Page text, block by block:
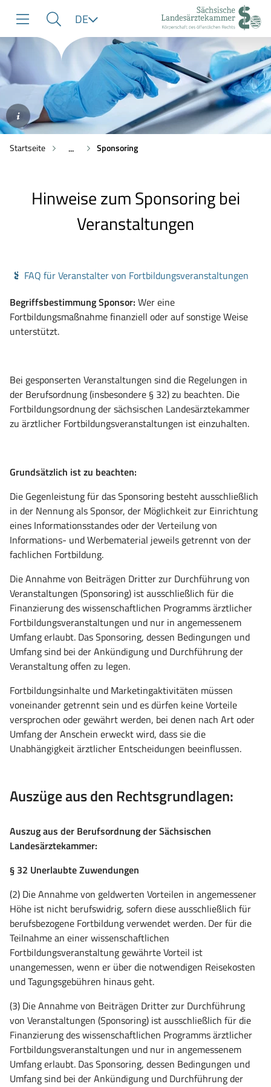
Navigation
Suche
Inhalt
DE
©AdobeStock/mojo_cp
Startseite ... Sponsoring
Hinweise zum Sponsoring bei
Veranstaltungen
FAQ für Veranstalter von Fortbildungsveranstaltungen
Begriffsbestimmung Sponsor: Wer eine
Fortbildungsmaßnahme finanziell oder auf sonstige Weise
unterstützt.
Bei gesponserten Veranstaltungen sind die Regelungen in
der Berufsordnung (insbesondere § 32) zu beachten. Die
Fortbildungsordnung der sächsischen Landesärztekammer
zu ärztlicher Fortbildungsveranstaltungen ist einzuhalten.
Grundsätzlich ist zu beachten:
Die Gegenleistung für das Sponsoring besteht ausschließlich
in der Nennung als Sponsor, der Möglichkeit zur Einrichtung
eines Informationsstandes oder der Verteilung von
Informations- und Werbematerial jeweils getrennt von der
fachlichen Fortbildung.
Die Annahme von Beiträgen Dritter zur Durchführung von
Veranstaltungen (Sponsoring) ist ausschließlich für die
Finanzierung des wissenschaftlichen Programms ärztlicher
Fortbildungsveranstaltungen und nur in angemessenem
Umfang erlaubt. Das Sponsoring, dessen Bedingungen und
Umfang sind bei der Ankündigung und Durchführung der
Veranstaltung offen zu legen.
Fortbildungsinhalte und Marketingaktivitäten müssen
voneinander getrennt sein und es dürfen keine Vorteile
versprochen oder gewährt werden, bei denen nach Art oder
Umfang der Anschein erweckt wird, dass sie die
Unabhängigkeit ärztlicher Entscheidungen beeinflussen.
Auszüge aus den Rechtsgrundlagen:
Auszug aus der Berufsordnung der Sächsischen
Landesärztekammer:
§ 32 Unerlaubte Zuwendungen
(2) Die Annahme von geldwerten Vorteilen in angemessener
Höhe ist nicht berufswidrig, sofern diese ausschließlich für
berufsbezogene Fortbildung verwendet werden. Der für die
Teilnahme an einer wissenschaftlichen
Fortbildungsveranstaltung gewährte Vorteil ist
unangemessen, wenn er über die notwendigen Reisekosten
und Tagungsgebühren hinaus geht.
(3) Die Annahme von Beiträgen Dritter zur Durchführung
von Veranstaltungen (Sponsoring) ist ausschließlich für die
Finanzierung des wissenschaftlichen Programms ärztlicher
Fortbildungsveranstaltungen und nur in angemessenem
Umfang erlaubt. Das Sponsoring, dessen Bedingungen und
Umfang sind bei der Ankündigung und Durchführung der